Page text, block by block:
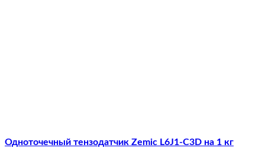
Одноточечный тензодатчик Zemic L6J1-C3D на 1 кг